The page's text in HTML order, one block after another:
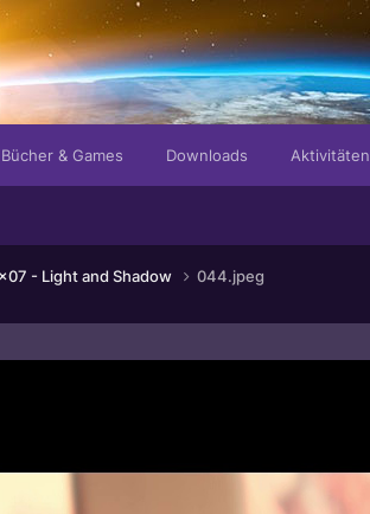
& Games Downloads Aktivitäten
- Light and Shadow 044.jpeg